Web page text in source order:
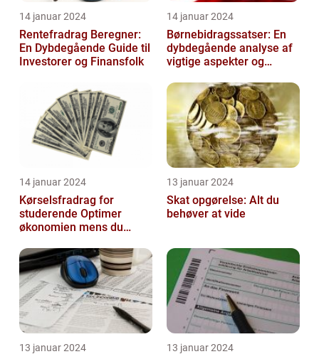
14 januar 2024
Rentefradrag Beregner:
En Dybdegående Guide til
Investorer og Finansfolk
14 januar 2024
Børnebidragssatser: En
dybdegående analyse af
vigtige aspekter og
14 januar 2024
Kørselsfradrag for
studerende Optimer
økonomien mens du
13 januar 2024
Skat opgørelse: Alt du
behøver at vide
13 januar 2024 13 januar 2024